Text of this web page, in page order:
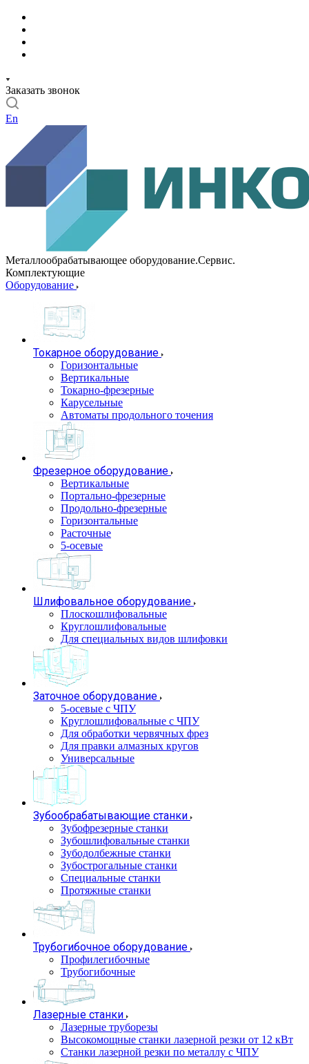
Заказать звонок
En
Металлообрабатывающее оборудование.Сервис.
Комплектующие
Оборудование
Токарное оборудование
Горизонтальные
Вертикальные
Токарно-фрезерные
Карусельные
Автоматы продольного точения
Фрезерное оборудование
Вертикальные
Портально-фрезерные
Продольно-фрезерные
Горизонтальные
Расточные
5-осевые
Шлифовальное оборудование
Плоскошлифовальные
Круглошлифовальные
Для специальных видов шлифовки
Заточное оборудование
5-осевые с ЧПУ
Круглошлифовальные с ЧПУ
Для обработки червячных фрез
Для правки алмазных кругов
Универсальные
Зубообрабатывающие станки
Зубофрезерные станки
Зубошлифовальные станки
Зубодолбежные станки
Зубострогальные станки
Специальные станки
Протяжные станки
Трубогибочное оборудование
Профилегибочные
Трубогибочные
Лазерные станки
Лазерные труборезы
Высокомощные станки лазерной резки от 12 кВт
Станки лазерной резки по металлу с ЧПУ